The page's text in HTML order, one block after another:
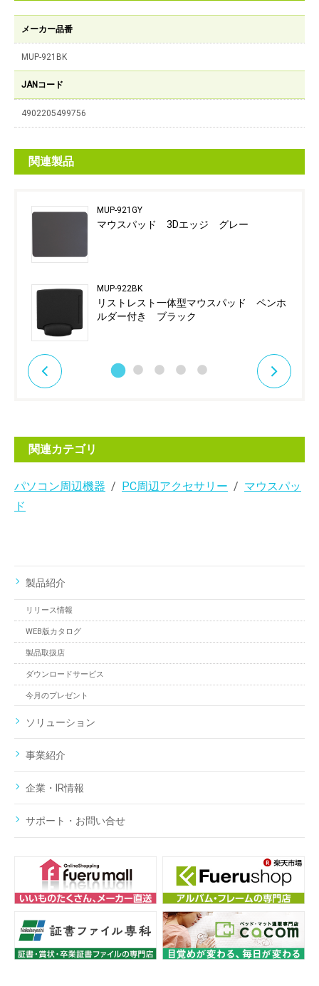
メーカー品番
MUP-921BK
JANコード
4902205499756
関連製品
MUP-921GY
マウスパッド 3Dエッジ グレー
MUP-922BK
リストレスト一体型マウスパッド ペンホ
ルダー付き ブラック
関連カテゴリ
パソコン周辺機器 PC周辺アクセサリー
マウスパッ
ド
製品紹介
リリース情報
WEB版カタログ
製品取扱店
ダウンロードサービス
今月のプレゼント
ソリューション
事業紹介
企業・IR情報
サポート・お問い合せ